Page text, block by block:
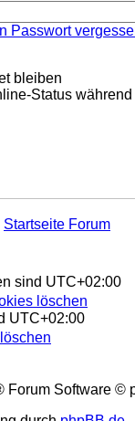
Passwort
bleiben
Status
Startseite Forum
sind UTC+02:00
löschen
UTC+02:00
Forum Software ©